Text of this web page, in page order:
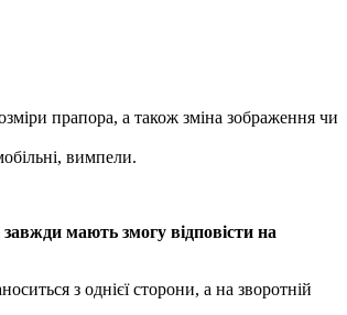
прапора, а також зміна зображення чи
вимпели.
мають змогу відповісти на
з однієї сторони, а на зворотній